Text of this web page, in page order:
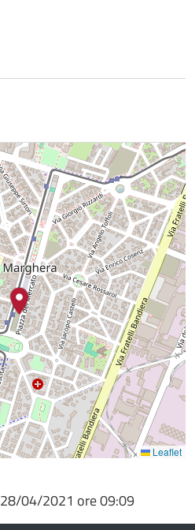
Leaflet
28/04/2021 ore 09:09